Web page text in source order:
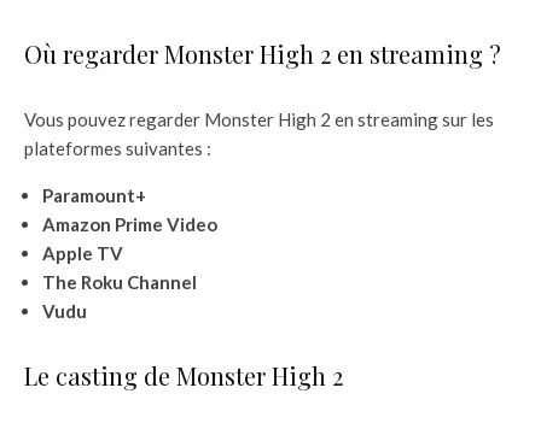
Où regarder Monster High 2 en streaming ?
Vous pouvez regarder Monster High 2 en streaming sur les
plateformes suivantes :
Paramount+
Amazon Prime Video
Apple TV
The Roku Channel
Vudu
Le casting de Monster High 2